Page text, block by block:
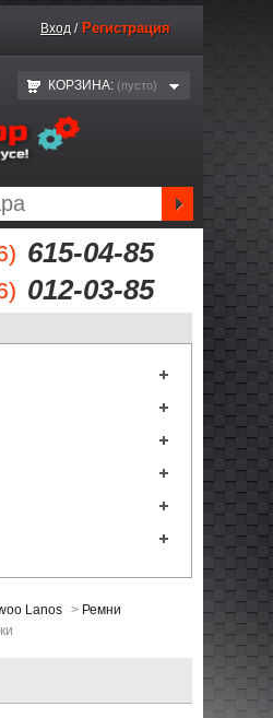
615-04-85
012-03-85
Вход / Регистрация
КОРЗИНА: (пустo)
Lanos > Ремни